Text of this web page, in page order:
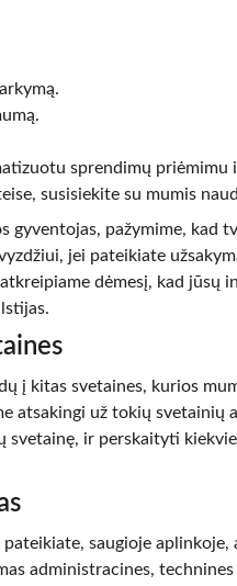
sprendimų priėmimu
susisiekite su mumis
gyventojas, pažymime,
jei pateikiate
dėmesį, kad jūsų
į kitas svetaines, kurios
atsakingi už tokių
svetainę, ir perskaityti
saugioje
administracines,